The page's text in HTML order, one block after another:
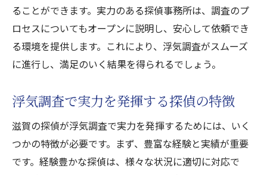
ることができます。実力のある探偵事務所は、調査のプ
ロセスについてもオープンに説明し、安心して依頼でき
る環境を提供します。これにより、浮気調査がスムーズ
に進行し、満足のいく結果を得られるでしょう。
浮気調査で実力を発揮する探偵の特徴
滋賀の探偵が浮気調査で実力を発揮するためには、いく
つかの特徴が必要です。まず、豊富な経験と実績が重要
です。経験豊かな探偵は、様々な状況に適切に対応で